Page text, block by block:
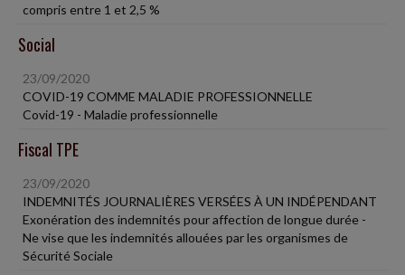
compris entre 1 et 2,5 %
Social
23/09/2020
COVID-19 COMME MALADIE PROFESSIONNELLE
Covid-19 - Maladie professionnelle
Fiscal TPE
23/09/2020
INDEMNITÉS JOURNALIÈRES VERSÉES À UN INDÉPENDANT
Exonération des indemnités pour affection de longue durée -
Ne vise que les indemnités allouées par les organismes de
Sécurité Sociale